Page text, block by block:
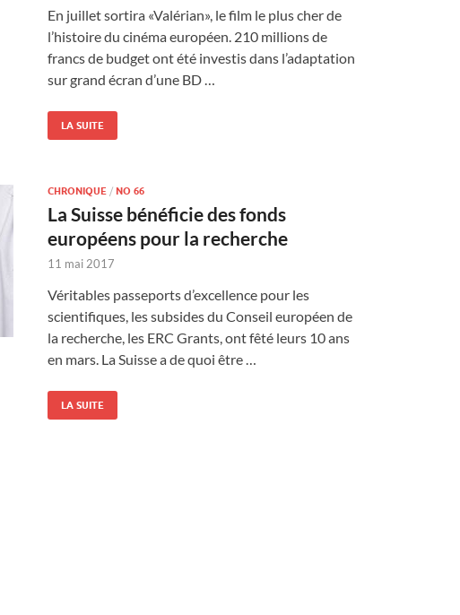
En juillet sortira «Valérian», le film le plus cher de
l’histoire du cinéma européen. 210 millions de
francs de budget ont été investis dans l’adaptation
sur grand écran d’une BD …
LA SUITE
CHRONIQUE / NO 66
La Suisse bénéficie des fonds
européens pour la recherche
11 mai 2017
Véritables passeports d’excellence pour les
scientifiques, les subsides du Conseil européen de
la recherche, les ERC Grants, ont fêté leurs 10 ans
en mars. La Suisse a de quoi être …
LA SUITE